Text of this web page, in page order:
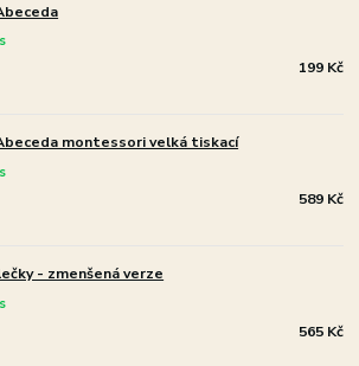
199 Kč
montessori velká tiskací
589 Kč
- zmenšená verze
565 Kč